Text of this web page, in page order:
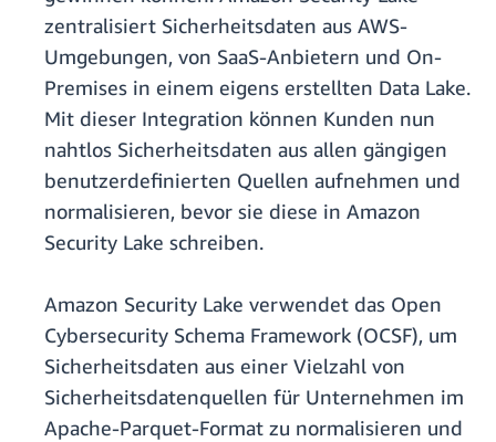
zentralisiert Sicherheitsdaten aus AWS-
Umgebungen, von SaaS-Anbietern und On-
Premises in einem eigens erstellten Data Lake.
Mit dieser Integration können Kunden nun
nahtlos Sicherheitsdaten aus allen gängigen
benutzerdefinierten Quellen aufnehmen und
normalisieren, bevor sie diese in Amazon
Security Lake schreiben.
Amazon Security Lake verwendet das Open
Cybersecurity Schema Framework (OCSF), um
Sicherheitsdaten aus einer Vielzahl von
Sicherheitsdatenquellen für Unternehmen im
Apache-Parquet-Format zu normalisieren und